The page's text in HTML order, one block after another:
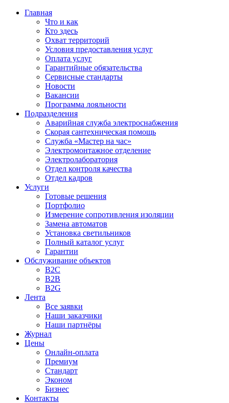
Главная
Что и как
Кто здесь
Охват территорий
Условия предоставления услуг
Оплата услуг
Гарантийные обязательства
Сервисные стандарты
Новости
Вакансии
Программа лояльности
Подразделения
Аварийная служба электроснабжения
Скорая сантехническая помощь
Служба «Мастер на час»
Электромонтажное отделение
Электролаборатория
Отдел контроля качества
Отдел кадров
Услуги
Готовые решения
Портфолио
Измерение сопротивления изоляции
Замена автоматов
Установка светильников
Полный каталог услуг
Гарантии
Обслуживание объектов
B2C
B2B
B2G
Лента
Все заявки
Наши заказчики
Наши партнёры
Журнал
Цены
Онлайн-оплата
Премиум
Стандарт
Эконом
Бизнес
Контакты